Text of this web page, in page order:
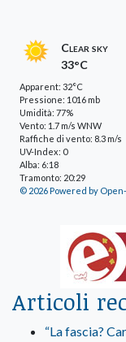
Clear sky
33°C
Apparent: 32°C
Pressione: 1016 mb
Umidità: 77%
Vento: 1.7 m/s WNW
Raffiche di vento: 8.3 m/s
UV-Index: 0
Alba: 6:18
Tramonto: 20:29
© 2026 Powered by
Articoli
“La fascia?